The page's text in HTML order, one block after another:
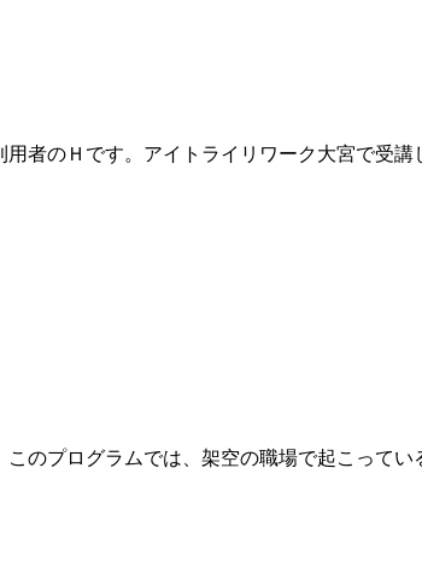
者のＨです。アイトライリワーク大宮で受
のプログラムでは、架空の職場で起こって